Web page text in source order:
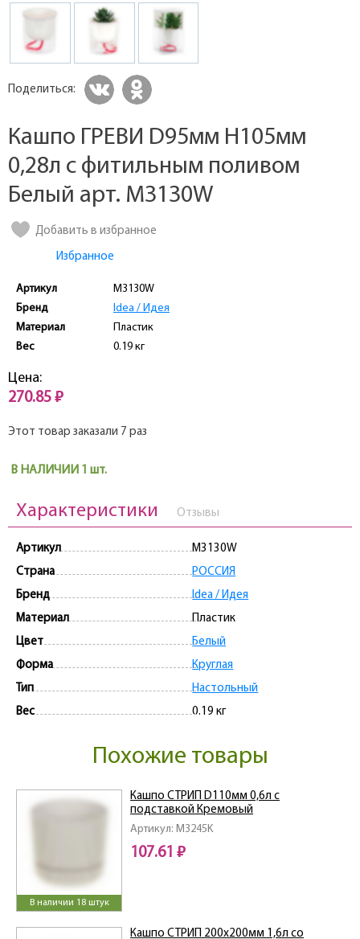
Поделиться:
Кашпо ГРЕВИ D95мм H105мм
0,28л с фитильным поливом
Белый арт. M3130W
Добавить в избранное
Избранное
Артикул
M3130W
Бренд
Idea / Идея
Материал
Пластик
Вес
0.19 кг
Цена:
270.85 ₽
Этот товар заказали 7 раз
В НАЛИЧИИ 1 шт.
Характеристики Отзывы
Артикул
M3130W
Страна
РОССИЯ
Бренд
Idea / Идея
Материал
Пластик
Цвет
Белый
Форма
Круглая
Тип
Настольный
Вес
0.19 кг
Похожие товары
В наличии 18 штук
Артикул: M3245K
Кашпо СТРИП D110мм 0,6л с
подставкой Кремовый
107.61 ₽
Кашпо СТРИП 200х200мм 1,6л со